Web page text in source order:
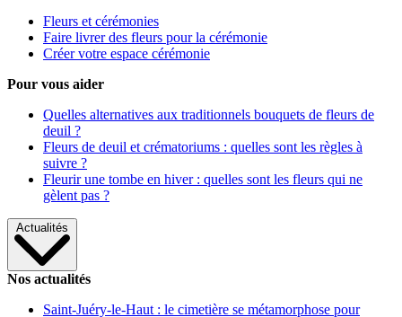
Fleurs et cérémonies
Faire livrer des fleurs pour la cérémonie
Créer votre espace cérémonie
Pour vous aider
Quelles alternatives aux traditionnels bouquets de fleurs de
deuil ?
Fleurs de deuil et crématoriums : quelles sont les règles à
suivre ?
Fleurir une tombe en hiver : quelles sont les fleurs qui ne
gèlent pas ?
Actualités
Nos actualités
Saint-Juéry-le-Haut : le cimetière se métamorphose pour